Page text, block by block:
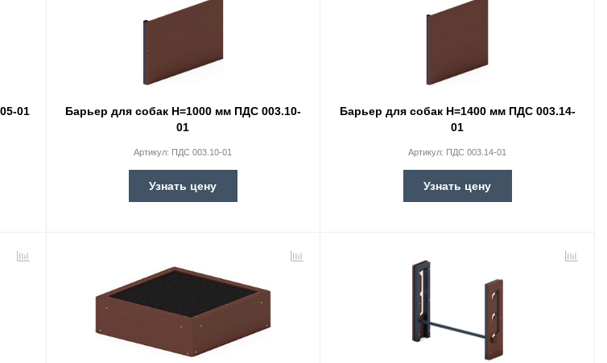
01
Барьер для собак Н=1000 мм ПДС 003.10-
01
Артикул: ПДС 003.10-01
Узнать цену
Барьер для собак Н=1400 мм ПДС 003.14-
01
Артикул: ПДС 003.14-01
Узнать цену